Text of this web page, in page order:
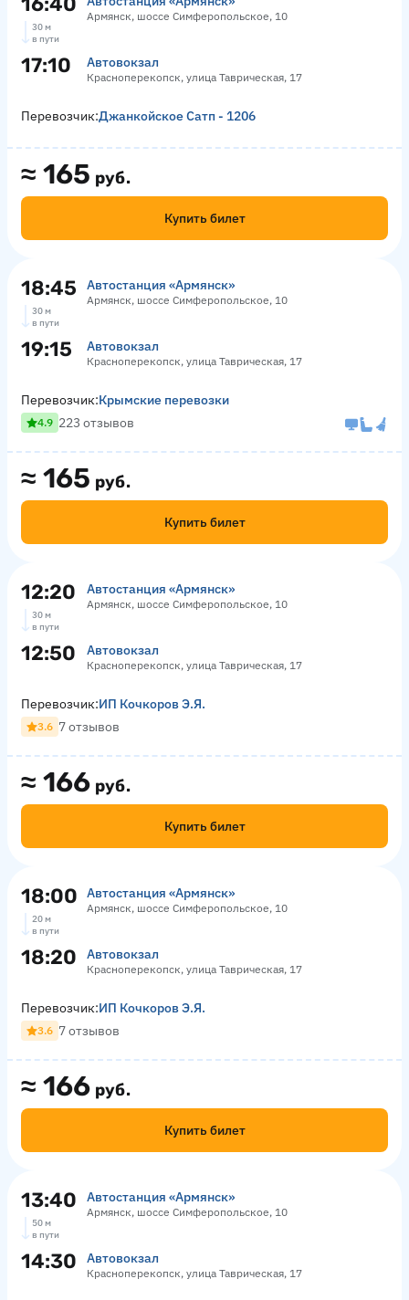
Армянск, шоссе Симферопольское, 10
30 м
в пути
17:10 Автовокзал
Красноперекопск, улица Таврическая, 17
≈ 165 руб.
Купить билет
Перевозчик:Джанкойское Сатп - 1206
18:45 Автостанция «Армянск»
Армянск, шоссе Симферопольское, 10
30 м
в пути
19:15 Автовокзал
Красноперекопск, улица Таврическая, 17
≈ 165 руб.
Купить билет
Перевозчик:Крымские перевозки
4.9 223 отзывов
12:20 Автостанция «Армянск»
Армянск, шоссе Симферопольское, 10
30 м
в пути
12:50 Автовокзал
Красноперекопск, улица Таврическая, 17
≈ 166 руб.
Купить билет
Перевозчик:ИП Кочкоров Э.Я.
3.6 7 отзывов
18:00 Автостанция «Армянск»
Армянск, шоссе Симферопольское, 10
20 м
в пути
18:20 Автовокзал
Красноперекопск, улица Таврическая, 17
≈ 166 руб.
Купить билет
Перевозчик:ИП Кочкоров Э.Я.
3.6 7 отзывов
13:40 Автостанция «Армянск»
Армянск, шоссе Симферопольское, 10
50 м
в пути
14:30 Автовокзал
Красноперекопск, улица Таврическая, 17